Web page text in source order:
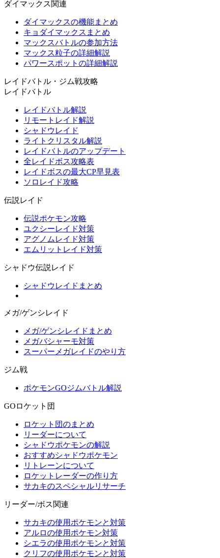
ダイマックス関連
ダイマックスの機能まとめ
キョダイマックスまとめ
マックスバトルの参加方法
マックス粒子の詳細解説
パワースポットの詳細解説
レイドバトル・ジム戦攻略
レイドバトル
レイドバトル解説
リモートレイド解説
シャドウレイド
ライトクリスタル解説
レイドバトルのアップデート
全レイドボス攻略表
レイドボスの最大CP早見表
ソロレイド攻略
伝説レイド
伝説ポケモン攻略
ユクシーレイド対策
アグノムレイド対策
エムリットレイド対策
シャドウ伝説レイド
シャドウレイドまとめ
メガ/ゲンシレイド
メガ/ゲンシレイドまとめ
メガバシャーモ対策
スーパーメガレイドのやり方
ジム戦
ポケモンGOジムバトル解説
GOロケット団
ロケット団のまとめ
リーダーについて
シャドウポケモンの解説
おすすめシャドウポケモン
リトレーンについて
ロケットレーダーの作り方
サカキのスペシャルリサーチ
リーダー/ボス関連
サカキの使用ポケモンと対策
アルロの使用ポケモン対策
シエラの使用ポケモンと対策
クリフの使用ポケモンと対策